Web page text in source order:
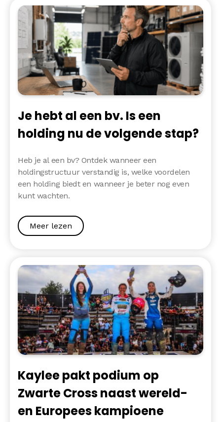
Je hebt al een bv. Is een
holding nu de volgende stap?
Heb je al een bv? Ontdek wanneer een
holdingstructuur verstandig is, welke voordelen
een holding biedt en wanneer je beter nog even
kunt wachten.
Meer lezen
Kaylee pakt podium op
Zwarte Cross naast wereld-
en Europees kampioene